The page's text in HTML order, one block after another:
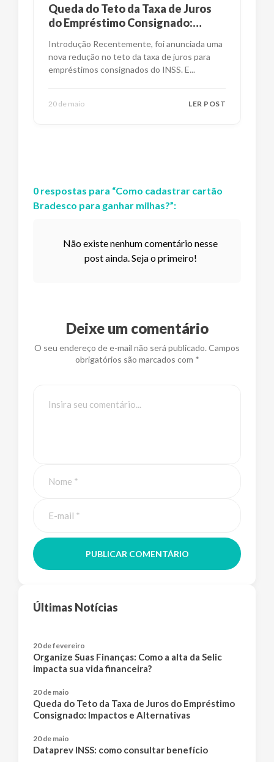
Queda do Teto da Taxa de Juros
do Empréstimo Consignado:
Introdução Recentemente, foi anunciada uma
nova redução no teto da taxa de juros para
empréstimos consignados do INSS. E...
20 de maio LER POST
0 respostas para “Como cadastrar cartão
Bradesco para ganhar milhas?”:
Não existe nenhum comentário nesse
post ainda. Seja o primeiro!
Deixe um comentário
O seu endereço de e-mail não será publicado. Campos
obrigatórios são marcados com *
PUBLICAR COMENTÁRIO
Últimas Notícias
20 de fevereiro
Organize Suas Finanças: Como a alta da Selic
impacta sua vida financeira?
20 de maio
Queda do Teto da Taxa de Juros do Empréstimo
Consignado: Impactos e Alternativas
20 de maio
Dataprev INSS: como consultar benefício